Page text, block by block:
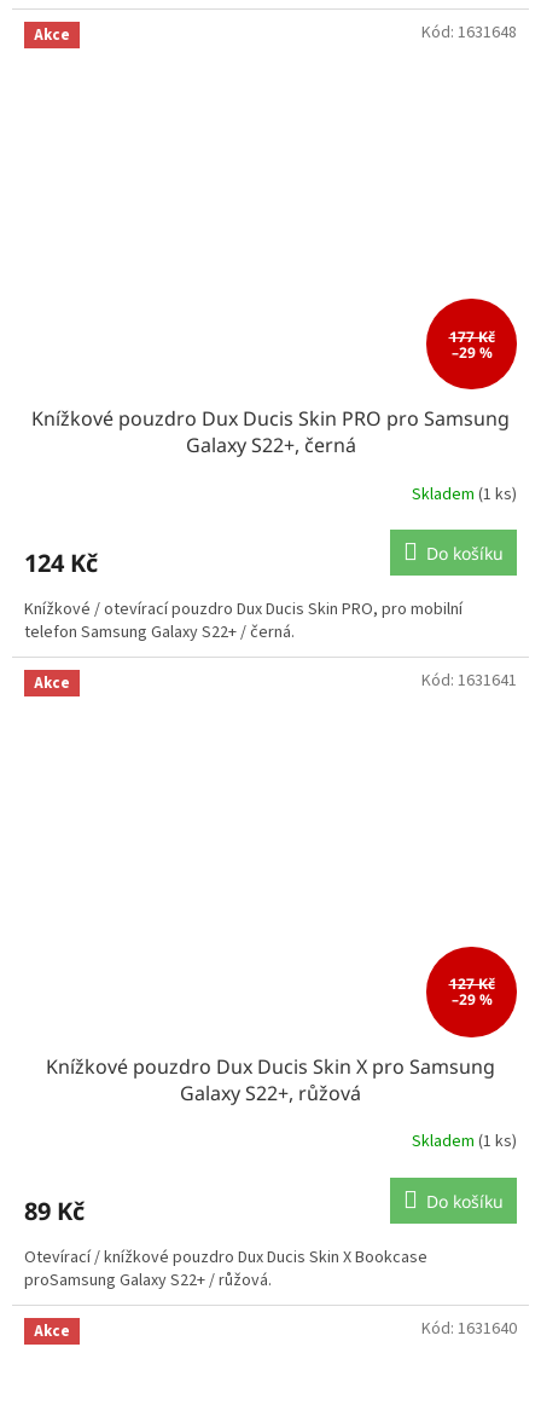
Akce
177 Kč
–29 %
Knížkové pouzdro Dux Ducis Skin PRO pro Samsung
Galaxy S22+, černá
Skladem (1 ks)
124 Kč Do košíku
Knížkové / otevírací pouzdro Dux Ducis Skin PRO, pro mobilní
telefon Samsung Galaxy S22+ / černá.
Kód: 1631648
Akce
127 Kč
–29 %
Knížkové pouzdro Dux Ducis Skin X pro Samsung
Galaxy S22+, růžová
Skladem (1 ks)
89 Kč Do košíku
Otevírací / knížkové pouzdro Dux Ducis Skin X Bookcase
proSamsung Galaxy S22+ / růžová.
Kód: 1631641
Akce Kód: 1631640